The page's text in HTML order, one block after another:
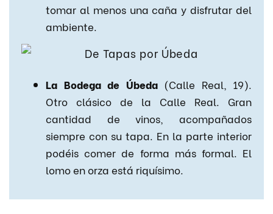
tomar al menos una caña y disfrutar del
ambiente.
La Bodega de Úbeda(Calle Real, 19).
Otro clásico de la Calle Real. Gran
cantidad de vinos, acompañados
siempre con su tapa. En la parte interior
podéis comer de forma más formal. El
lomo en orza está riquísimo.